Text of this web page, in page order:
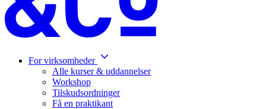
For virksomheder
Alle kurser & uddannelser
Workshop
Tilskudsordninger
Få en praktikant